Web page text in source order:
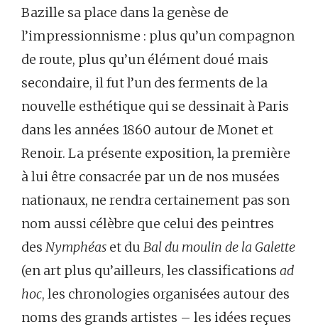
Bazille sa place dans la genèse de
l’impressionnisme : plus qu’un compagnon
de route, plus qu’un élément doué mais
secondaire, il fut l’un des ferments de la
nouvelle esthétique qui se dessinait à Paris
dans les années 1860 autour de Monet et
Renoir. La présente exposition, la première
à lui être consacrée par un de nos musées
nationaux, ne rendra certainement pas son
nom aussi célèbre que celui des peintres
des Nymphéas et du Bal du moulin de la Galette
(en art plus qu’ailleurs, les classifications ad
hoc, les chronologies organisées autour des
noms des grands artistes – les idées reçues